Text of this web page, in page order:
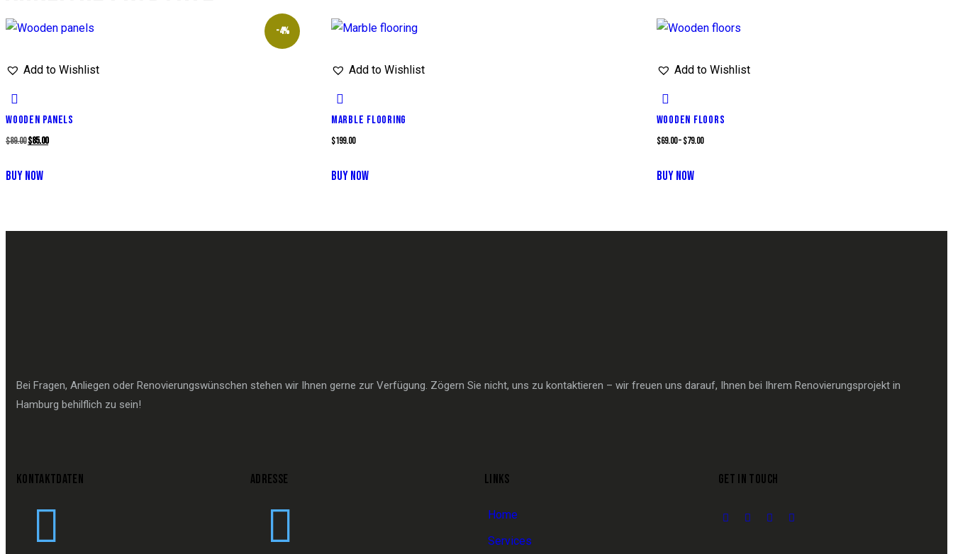
-4%
Add to Wishlist
WOODEN PANELS
$89.00$85.00
BUY NOW
Add to Wishlist
MARBLE FLOORING
$199.00
BUY NOW
Add to Wishlist
WOODEN FLOORS
$69.00–$79.00
BUY NOW
Bei Fragen, Anliegen oder Renovierungswünschen stehen wir Ihnen gerne zur Verfügung. Zögern Sie nicht, uns zu kontaktieren – wir freuen uns darauf, Ihnen bei Ihrem Renovierungsprojekt in
Hamburg behilflich zu sein!
KONTAKTDATEN ADRESSE LINKS
Home
Services
GET IN TOUCH